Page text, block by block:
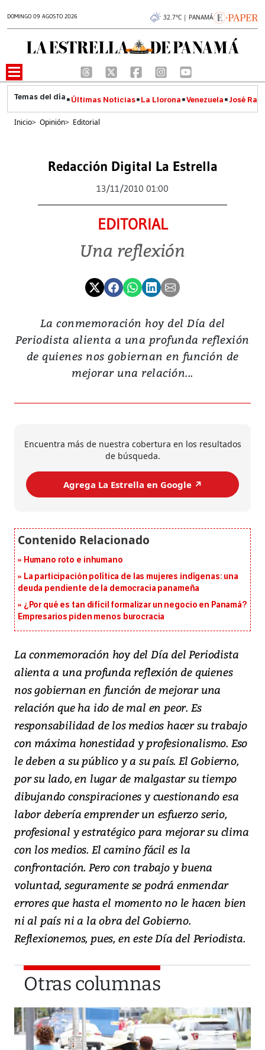
DOMINGO 09 AGOSTO 2026 32.7°C | PANAMÁ
Últimas Noticias La Llorona Venezuela José
Inicio> Opinión> Editorial
Redacción Digital La Estrella
13/11/2010 01:00
EDITORIAL
Una reflexión
La conmemoración hoy del Día del
Periodista alienta a una profunda reflexión
de quienes nos gobiernan en función de
mejorar una relación...
Encuentra más de nuestra cobertura en los resultados
de búsqueda.
Agrega La Estrella en Google ↗️
Humano roto e inhumano
La participación política de las mujeres indígenas: una
deuda pendiente de la democracia panameña
¿Por qué es tan difícil formalizar un negocio en Panamá?
Empresarios piden menos burocracia
La conmemoración hoy del Día del Periodista
alienta a una profunda reflexión de quienes
nos gobiernan en función de mejorar una
relación que ha ido de mal en peor. Es
responsabilidad de los medios hacer su trabajo
con máxima honestidad y profesionalismo. Eso
le deben a su público y a su país. El Gobierno,
por su lado, en lugar de malgastar su tiempo
dibujando conspiraciones y cuestionando esa
labor debería emprender un esfuerzo serio,
profesional y estratégico para mejorar su clima
con los medios. El camino fácil es la
confrontación. Pero con trabajo y buena
voluntad, seguramente se podrá enmendar
errores que hasta el momento no le hacen bien
ni al país ni a la obra del Gobierno.
Reflexionemos, pues, en este Día del Periodista.
Otras columnas